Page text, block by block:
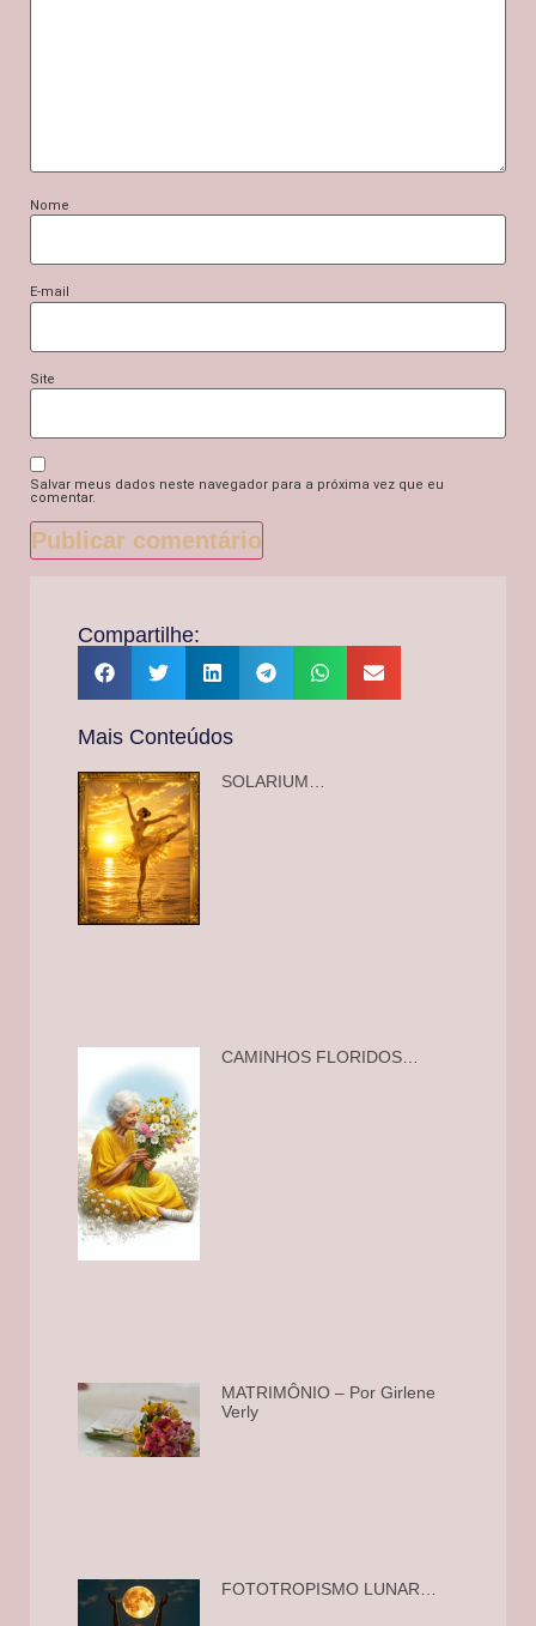
Nome
E-mail
Site
Salvar meus dados neste navegador para a próxima vez que eu
comentar.
Compartilhe:
Mais Conteúdos
SOLARIUM…
CAMINHOS FLORIDOS…
MATRIMÔNIO – Por Girlene
Verly
FOTOTROPISMO LUNAR…